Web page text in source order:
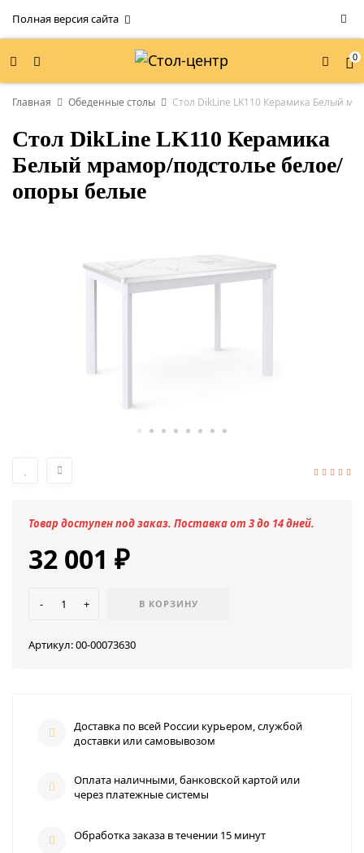
Полная версия сайта
0
Главная Обеденные столы Стол DikLine LK110 Керамика Белый
Стол DikLine LK110 Керамика
Белый мрамор/подстолье белое/
опоры белые
Товар доступен под заказ. Поставка от 3 до 14 дней.
32 001 ₽
- + В КОРЗИНУ
Артикул:00-00073630
Доставка по всей России курьером, службой
доставки или самовывозом
Оплата наличными, банковской картой или
через платежные системы
Обработка заказа в течении 15 минут